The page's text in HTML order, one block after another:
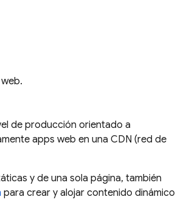
de producción orientado a
apps web en una CDN (red de
y de una sola página, también
para crear y alojar contenido dinámico